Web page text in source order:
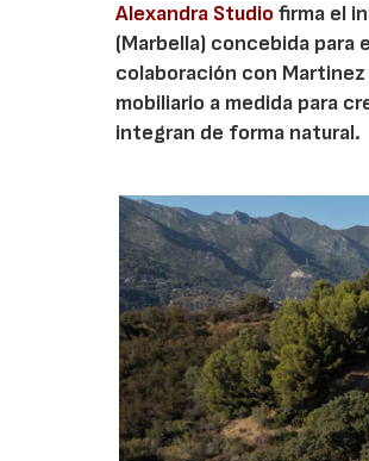
Alexandra Studio firma el
(Marbella) concebida
colaboración con
mobiliario a medida para
integran de forma natural.